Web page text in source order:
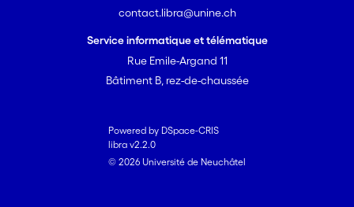
contact.libra@unine.ch
Service informatique et télématique
Rue Emile-Argand 11
Bâtiment B, rez-de-chaussée
Powered by DSpace-CRIS
libra v2.2.0
© 2026 Université de Neuchâtel